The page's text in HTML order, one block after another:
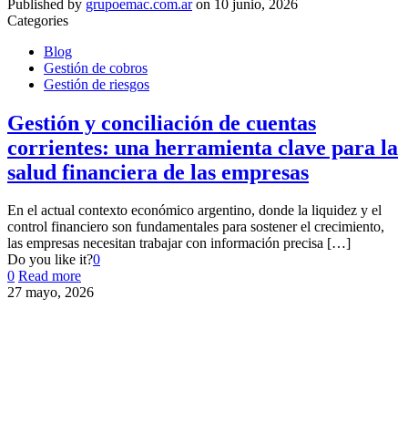
Published by grupoemac.com.ar on 10 junio, 2026
Categories
Blog
Gestión de cobros
Gestión de riesgos
Gestión y conciliación de cuentas
corrientes: una herramienta clave para la
salud financiera de las empresas
En el actual contexto económico argentino, donde la liquidez y el
control financiero son fundamentales para sostener el crecimiento,
las empresas necesitan trabajar con información precisa […]
Do you like it?0
0 Read more
27 mayo, 2026